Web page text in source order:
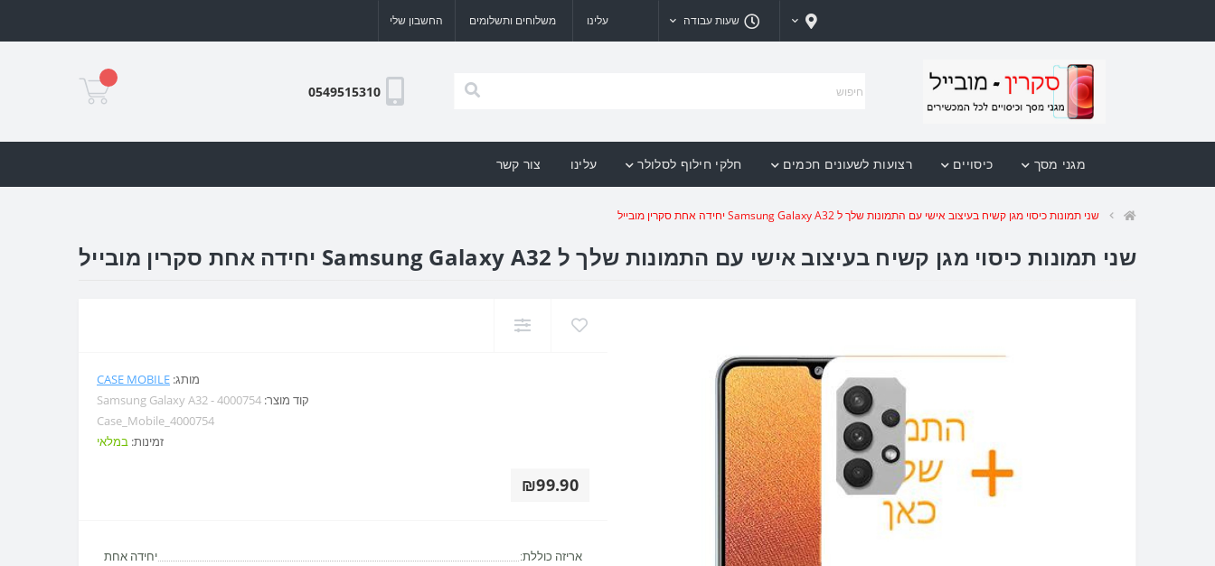
שעות עבודה עלינו משלוחים ותשלומים החשבון שלי
0549515310
מגני מסך כיסויים רצועות לשעונים חכמים חלקי חילוף לסלולר עלינו צור קשר
שני תמונות כיסוי מגן קשיח בעיצוב אישי עם התמונות שלך ל Samsung Galaxy A32 יחידה אחת סקרין מובייל
שני תמונות כיסוי מגן קשיח בעיצוב אישי עם התמונות שלך ל Samsung Galaxy A32 יחידה אחת סקרין מובייל
מותג: CASE MOBILE
קוד מוצר: Samsung Galaxy A32 - 4000754
Case_Mobile_4000754
זמינות: במלאי
₪99.90
אריזה כוללת:
יחידה אחת